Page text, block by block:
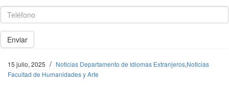
Teléfono
Enviar
15 julio, 2025 / Noticias Departamento de Idiomas Extranjeros,Noticias
Facultad de Humanidades y Arte